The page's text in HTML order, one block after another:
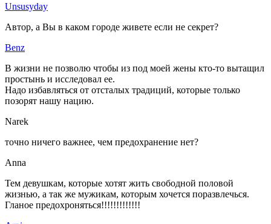
Unsusyday
Автор, а Вы в каком городе живете если не секрет?
Benz
В жизни не позволю чтобы из под моей жены кто-то вытащил
простынь и исследовал ее.
Надо избавляться от отсталых традиций, которые только
позорят нашу нацию.
Narek
точно ничего важнее, чем предохранение нет?
Anna
Тем девушкам, которые хотят жить свободной половой
жизнью, а так же мужикам, которым хочется поразвлечься.
Гланое предохроняться!!!!!!!!!!!!!